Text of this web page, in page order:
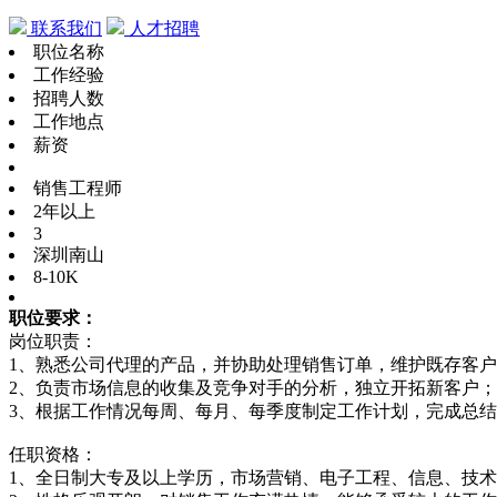
联系我们
人才招聘
职位名称
工作经验
招聘人数
工作地点
薪资
销售工程师
2年以上
3
深圳南山
8-10K
职位要求：
岗位职责：
1、熟悉公司代理的产品，并协助处理销售订单，维护既存客户
2、负责市场信息的收集及竞争对手的分析，独立开拓新客户；
3、根据工作情况每周、每月、每季度制定工作计划，完成总结
任职资格：
1、全日制大专及以上学历，市场营销、电子工程、信息、技术